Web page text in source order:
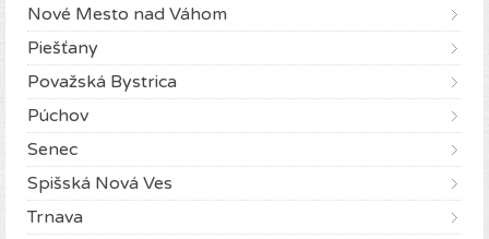
Nové Mesto nad Váhom
Piešťany
Považská Bystrica
Púchov
Senec
Spišská Nová Ves
Trnava